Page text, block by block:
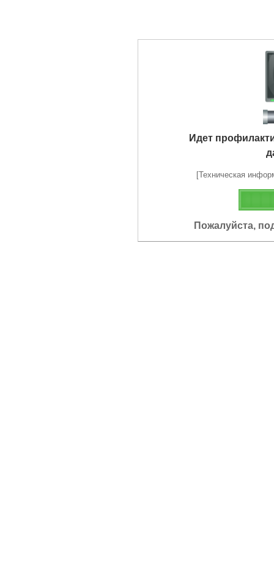
Идет
[Техническая
Пожалуйста,